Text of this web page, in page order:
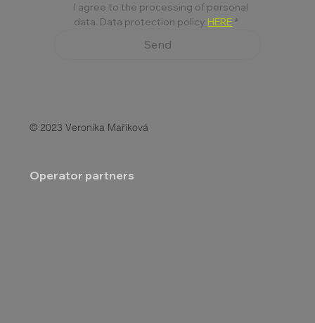
I agree to the processing of personal
data. Data protection policy HERE *
Send
© 2023 Veronika Maříková
Operator partners